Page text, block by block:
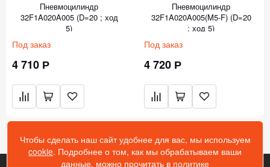
Пневмоцилиндр
32F1A020A005 (D=20 ; ход
5)
Под заказ
4 710 Р
Пневмоцилиндр
32F1A020A005(M5-F) (D=20
; ход 5)
Под заказ
4 720 Р
Чтобы сделать наш сайт удобнее для вас, мы используем
cookie. Подробнее о том, как мы обрабатываем ваши
данные, можно прочитать в политике